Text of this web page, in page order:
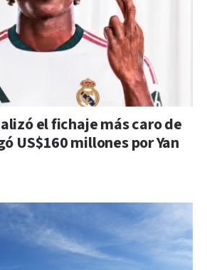
el fichaje más caro de
US$160 millones por Yan